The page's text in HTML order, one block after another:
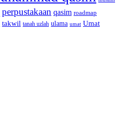
perpustakaan qasim roadmap
takwil tanah uzlah ulama umat Umat